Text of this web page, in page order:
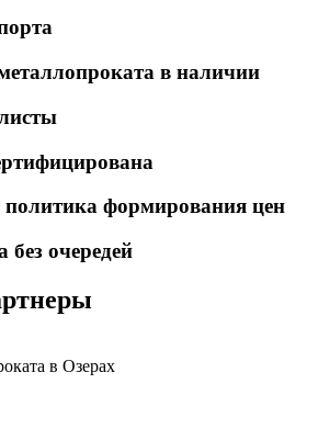
в наличии
формирования цен
без очередей
в Озерах